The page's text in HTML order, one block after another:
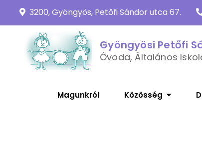
3200, Gyöngyös, Petőfi Sándor utca 67.
Gyöngyösi Petőfi
Óvoda, Általános
Magunkról Közösség